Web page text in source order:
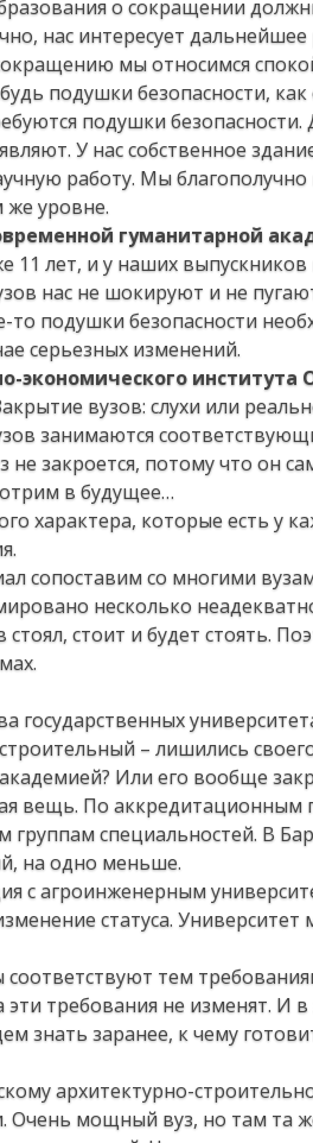
о сокращении
нас интересует
мы относимся
подушки безопасности,
подушки
У нас собственное
работу. Мы
же уровне.
гуманитарной
11 лет, и у наших
нас не шокируют и не
подушки безопасности
серьезных изменений.
экономического института
вузов: слухи или
занимаются
не закроется, потому что он
в будущее…
характера, которые есть у
сопоставим со многими
несколько
стоит и будет стоять.
государственных
– лишились
Или его вообще
вещь. По аккредитационным
специальностей. В
на одно меньше.
с агроинженерным
статуса.
соответствуют тем
требования не изменят. И
знать заранее, к чему
архитектурно-
мощный вуз, но там та